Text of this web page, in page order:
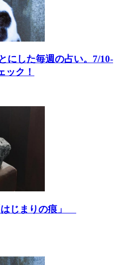
にした毎週の占い。7/10-
ック！
じまりの痕」